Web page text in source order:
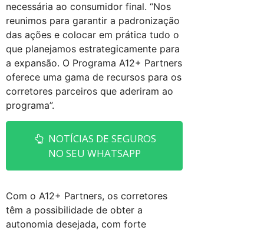
necessária ao consumidor final. “Nos
reunimos para garantir a padronização
das ações e colocar em prática tudo o
que planejamos estrategicamente para
a expansão. O Programa A12+ Partners
oferece uma gama de recursos para os
corretores parceiros que aderiram ao
programa”.
NOTÍCIAS DE SEGUROS
NO SEU WHATSAPP
Com o A12+ Partners, os corretores
têm a possibilidade de obter a
autonomia desejada, com forte